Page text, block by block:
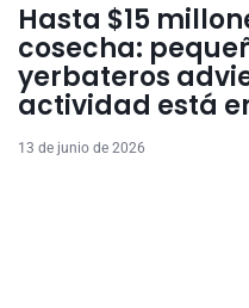
Hasta $15
cosecha:
yerbateros
actividad está
13 de junio de 2026